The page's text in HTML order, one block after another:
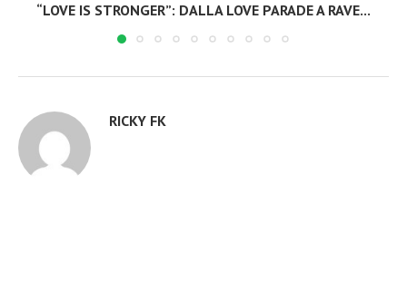
“LOVE IS STRONGER”: DALLA LOVE PARADE A RAVE...
RICKY FK